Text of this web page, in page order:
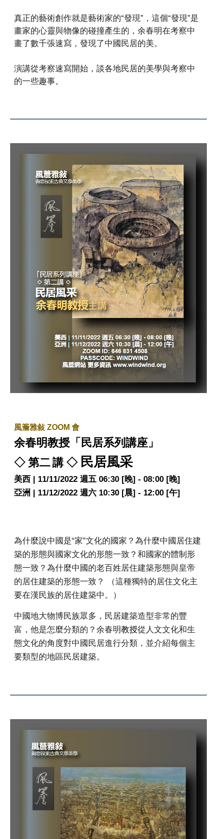
真正的藝術創作就是藝術家的“發現”，這個“發現”是
畫家的心靈與物像的碰撞產生的，余春明在考察中
畫了數千張速寫，發現了中國民居的美。
演講從考察速寫開始，談各地民居的美學與考察中
的一些趣事。
風簷雅敍 ZOOM 會
余春明教授「民居系列講座」
◇ 第二講 ◇ 民居風采
美西 | 11/11/2022 週五 06:30 [晚] - 08:00 [晚]
亞洲 | 11/12/2022 週六 10:30 [晨] - 12:00 [午]
為什麼說中國是“家”文化的國家？為什麼中國居住建
築的形態與國家文化的形態一致？和國家的體制形
態一致？為什麼中國的老百姓居住建築形態與皇帝
的居住建築的形態一致？ （這種獨特的居住文化主
要在漢民族的居住建築中。）
中國地大物博民族眾多，民居建築造型非常的豐
富，他是怎麼分類的？余春明教授從人文文化和生
態文化的角度對中國民居進行分類，並介紹每個主
要類型的地區民居建築。